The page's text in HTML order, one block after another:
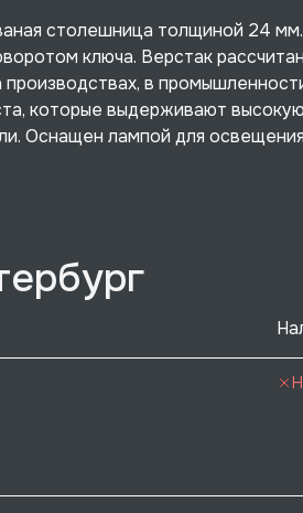
столешница толщиной 24
ключа. Верстак
в
которые выдерживают высокую
Оснащен лампой для